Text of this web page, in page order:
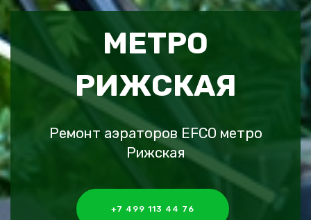
МЕТРО
РИЖСКАЯ
Ремонт аэраторов EFCO метро
Рижская
+7 499 113 44 76